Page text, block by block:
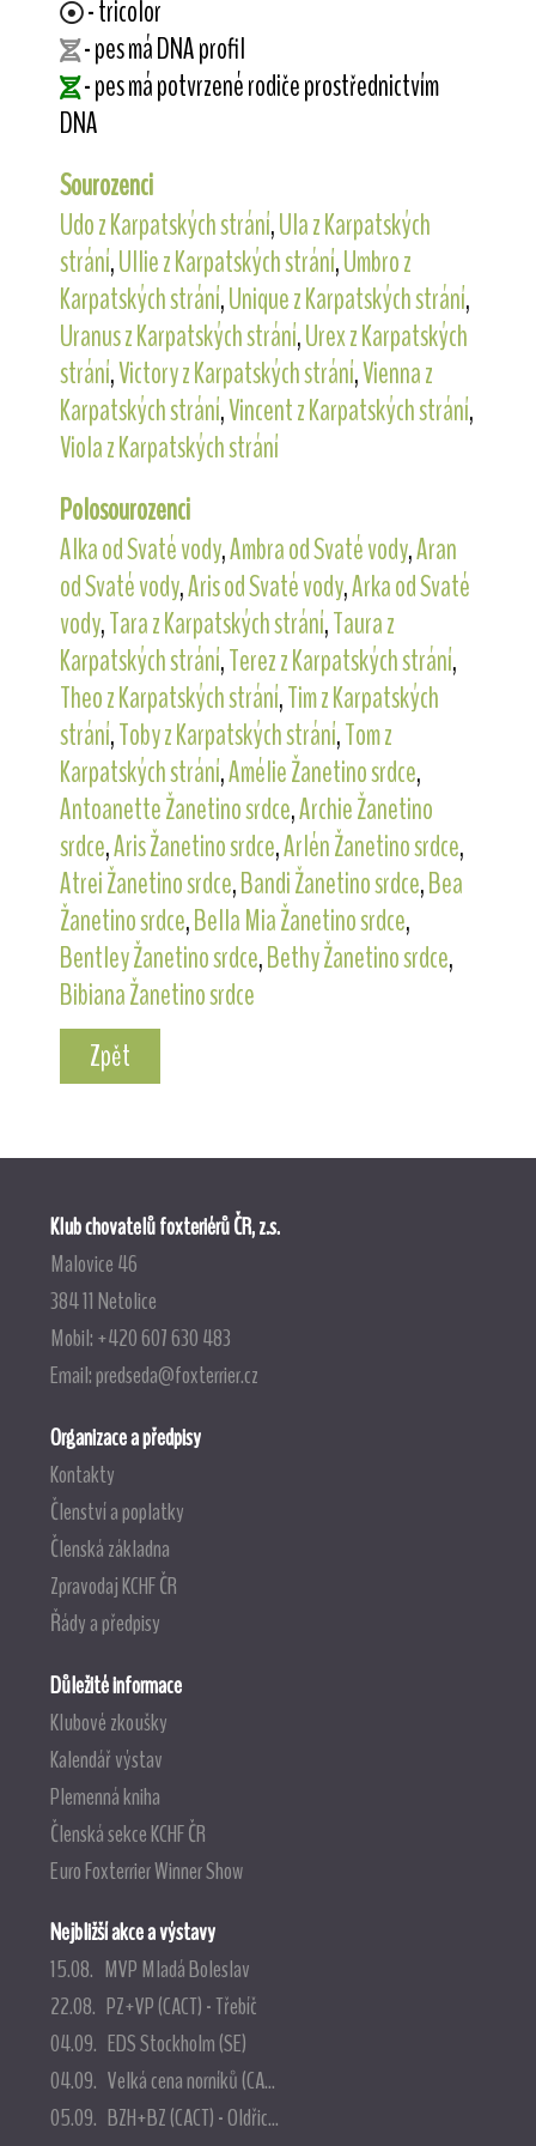
- tricolor
- pes má DNA profil
- pes má potvrzené rodiče prostřednictvím
DNA
Sourozenci
Udo z Karpatských strání,Ula z Karpatských
strání,Ullie z Karpatských strání,Umbro z
Karpatských strání,Unique z Karpatských strání,
Uranus z Karpatských strání,Urex z Karpatských
strání,Victory z Karpatských strání,Vienna z
Karpatských strání,Vincent z Karpatských strání,
Viola z Karpatských strání
Polosourozenci
Alka od Svaté vody,Ambra od Svaté vody,Aran
od Svaté vody,Aris od Svaté vody,Arka od Svaté
vody,Tara z Karpatských strání,Taura z
Karpatských strání,Terez z Karpatských strání,
Theo z Karpatských strání,Tim z Karpatských
strání,Toby z Karpatských strání,Tom z
Karpatských strání,Amélie Žanetino srdce,
Antoanette Žanetino srdce,Archie Žanetino
srdce,Aris Žanetino srdce,Arlén Žanetino srdce,
Atrei Žanetino srdce,Bandi Žanetino srdce,Bea
Žanetino srdce,Bella Mia Žanetino srdce,
Bentley Žanetino srdce,Bethy Žanetino srdce,
Bibiana Žanetino srdce
Zpět
Klub chovatelů foxteriérů ČR, z.s.
Malovice 46
384 11 Netolice
Mobil: +420 607 630 483
Email:predseda@foxterrier.cz
Organizace a předpisy
Kontakty
Členství a poplatky
Členská základna
Zpravodaj KCHF ČR
Řády a předpisy
Důležité informace
Klubové zkoušky
Kalendář výstav
Plemenná kniha
Členská sekce KCHF ČR
Euro Foxterrier Winner Show
Nejbližší akce a výstavy
15.08. MVP Mladá Boleslav
22.08. PZ+VP (CACT) - Třebíč
04.09. EDS Stockholm (SE)
04.09. Velká cena norníků (CA...
05.09. BZH+BZ (CACT) - Oldřic...